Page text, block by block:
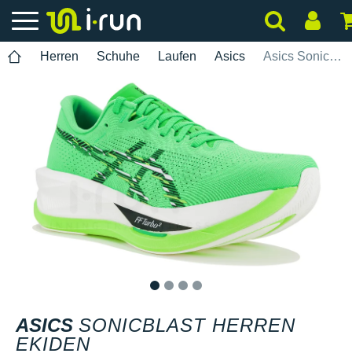
Herren Schuhe Laufen Asics Asics Sonicblast Herren Ekiden
ASICS SONICBLAST HERREN
EKIDEN